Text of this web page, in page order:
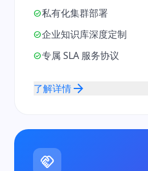
check_circle私有化集群部署
check_circle企业知识库深度定制
check_circle专属 SLA 服务协议
了解详情arrow_forward
handshake